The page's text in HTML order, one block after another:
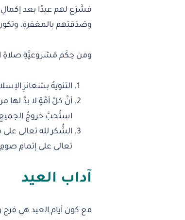
فشَرَع لهم عيدًا بعد
وصَدَقتِهم بالمغفرةِ،
ومن حِكَم مَشروعيَّةِ صلاةِ
التنويهُ بشعائرِ
أنَّ كلَّ أمَّةٍ لا بدَّ لها
استُحبَّ خروجُ
الشُّكر لله تعالى على
تعالى على إتمامِ
آداب العيد
مع كون أيام العيد هي فرح